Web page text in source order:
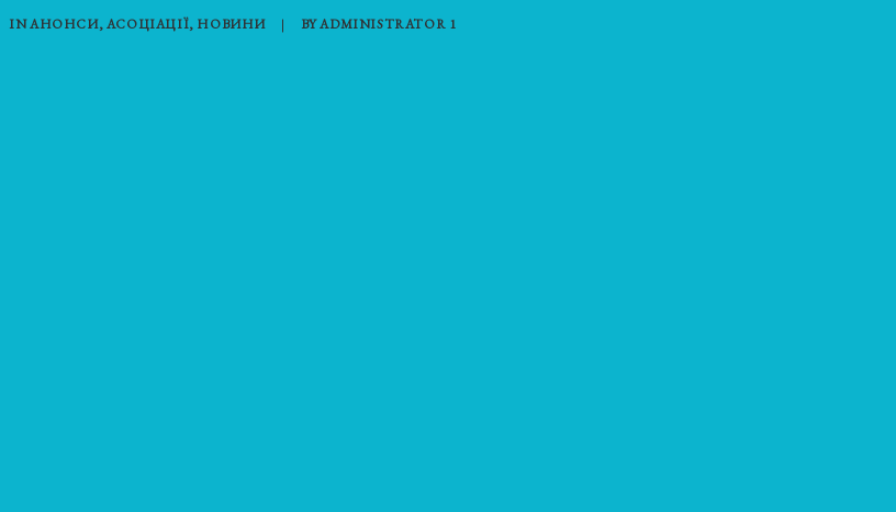
INАНОНСИ,АСОЦІАЦІЇ, НОВИНИ | BYADMINISTRATOR 1